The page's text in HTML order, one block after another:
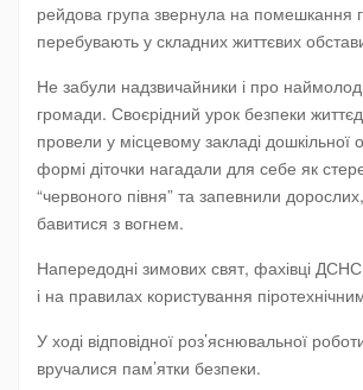
рейдова група звернула на помешкання
перебувають у складних життєвих
Не забули надзвичайники і про
громади. Своєрідний урок безпеки
провели у місцевому закладі дошкільної
формі діточки нагадали для себе як
“червоного півня” та запевнили
бавитися з вогнем.
Напередодні зимових свят, фахівці
і на правилах користування
У ході відповідної роз’яснювальної
вручалися пам’ятки безпеки.